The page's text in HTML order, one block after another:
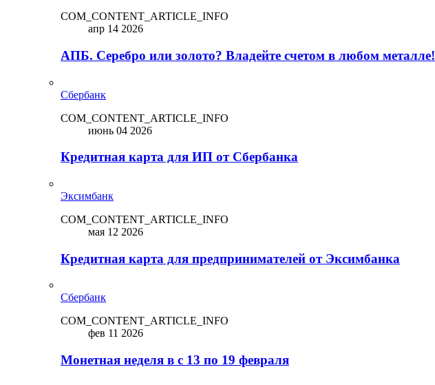
COM_CONTENT_ARTICLE_INFO
апр 14 2026
АПБ. Серебро или золото? Владейте счетом в любом металле!
Сбербанк
COM_CONTENT_ARTICLE_INFO
июнь 04 2026
Кредитная карта для ИП от Сбербанка
Эксимбанк
COM_CONTENT_ARTICLE_INFO
мая 12 2026
Кредитная карта для предпринимателей от Эксимбанка
Сбербанк
COM_CONTENT_ARTICLE_INFO
фев 11 2026
Монетная неделя в с 13 по 19 февраля